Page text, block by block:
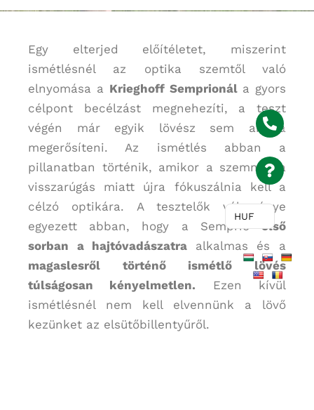
Egy elterjed előítéletet, miszerint
ismétlésnél az optika szemtől való
elnyomása a Krieghoff Semprionál a gyors
célpont becélzást megnehezíti, a teszt
végén már egyik lövész sem akarta
megerősíteni. Az ismétlés abban a
pillanatban történik, amikor a szemnek a
visszarúgás miatt újra fókuszálnia kell a
célzó optikára. A tesztelők véleménye
egyezett abban, hogy a Semprioelső
sorban a hajtóvadászatra alkalmas és a
magaslesről történő ismétlő lövés
túlságosan kényelmetlen. Ezen kívül
ismétlésnél nem kell elvennünk a lövő
kezünket az elsütőbillentyűről.
HUF